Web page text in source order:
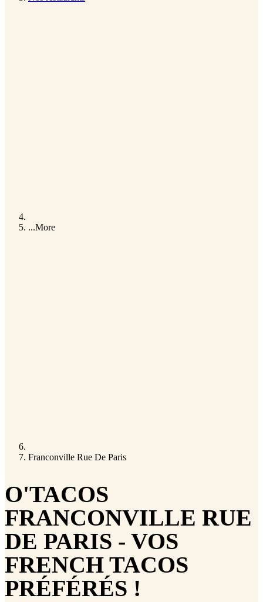
...More
Franconville Rue De Paris
O'TACOS
FRANCONVILLE RUE
DE PARIS - VOS
FRENCH TACOS
PRÉFÉRÉS !